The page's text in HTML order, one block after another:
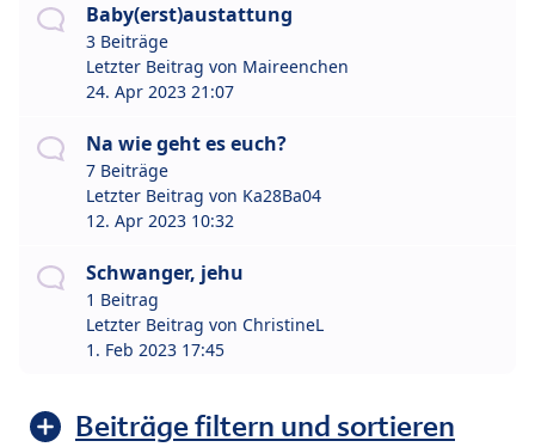
Baby(erst)austattung
3 Beiträge
Letzter Beitrag von Maireenchen
24. Apr 2023 21:07
Na wie geht es euch?
7 Beiträge
Letzter Beitrag von Ka28Ba04
12. Apr 2023 10:32
Schwanger, jehu
1 Beitrag
Letzter Beitrag von ChristineL
1. Feb 2023 17:45
Beiträge filtern und sortieren